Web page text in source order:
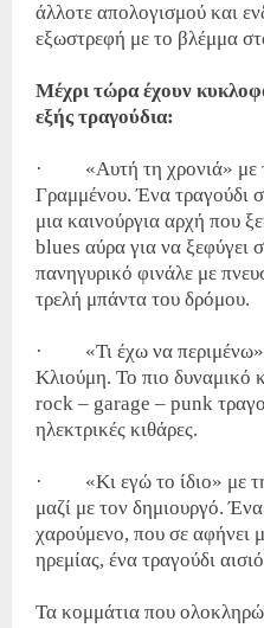
άλλοτε απολογισμού και
εξωστρεφή με το βλέμμα
Μέχρι τώρα έχουν
εξής τραγούδια:
· «Αυτή τη χρονιά» με
Γραμμένου. Ένα τραγούδι
μια καινούργια αρχή που
blues αύρα για να ξεφύγει
πανηγυρικό φινάλε με
τρελή μπάντα του δρόμου.
· «Τι έχω να περιμένω»
Κλιούμη. Το πιο δυναμικό
rock – garage – punk
ηλεκτρικές κιθάρες.
· «Κι εγώ το ίδιο» με
μαζί με τον δημιουργό.
χαρούμενο, που σε αφήνει
ηρεμίας, ένα τραγούδι
Τα κομμάτια που